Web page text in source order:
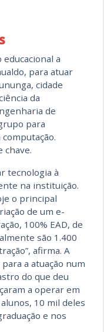
a
para atuar
cidade
da
de
para
chave.
tecnologia à
na instituição.
o principal
de um e-
100% EAD, de
são 1.400
afirma. A
a atuação num
do que deu
a operar em
10 mil deles
e nos